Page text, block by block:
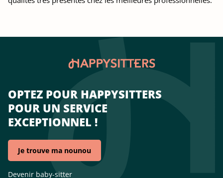
OPTEZ POUR HAPPYSITTERS
POUR UN SERVICE
EXCEPTIONNEL !
Je trouve ma nounou
Devenir baby-sitter